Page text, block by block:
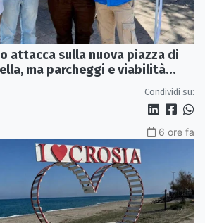
attacca sulla nuova piazza di
ma parcheggi e viabilità
Condividi su:
6 ore fa